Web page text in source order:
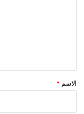
*
الاسم *